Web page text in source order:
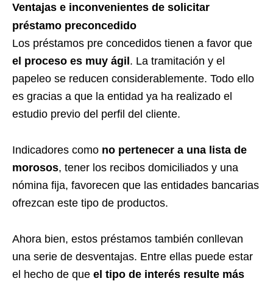
Ventajas e inconvenientes de solicitar
préstamo preconcedido
Los préstamos pre concedidos tienen a favor que
el proceso es muy ágil. La tramitación y el
papeleo se reducen considerablemente. Todo ello
es gracias a que la entidad ya ha realizado el
estudio previo del perfil del cliente.
Indicadores como no pertenecer a una lista de
morosos, tener los recibos domiciliados y una
nómina fija, favorecen que las entidades bancarias
ofrezcan este tipo de productos.
Ahora bien, estos préstamos también conllevan
una serie de desventajas. Entre ellas puede estar
el hecho de que el tipo de interés resulte más